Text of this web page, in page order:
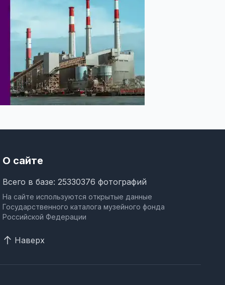
О сайте
Всего в базе: 25330376 фотографий
На сайте используются открытые данные
Государственного каталога музейного фонда
Российской Федерации
Наверх